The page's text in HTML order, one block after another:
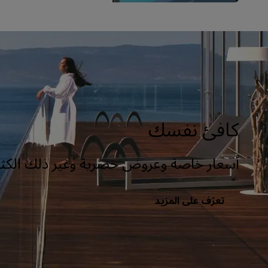
كافئ نفسك
أسعار خاصة وعروض حصرية وغير ذلك
تعرّف على المزيد